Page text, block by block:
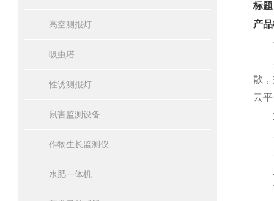
高空测报灯
吸虫塔
性诱测报灯
鼠害监测设备
作物生长监测仪
水肥一体机
标
产
散
云
主
主
百